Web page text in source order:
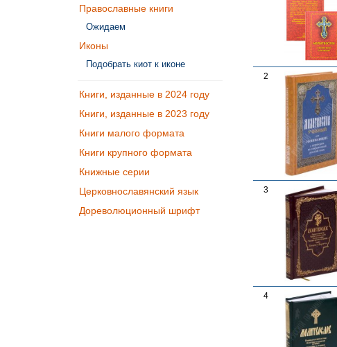
Православные книги
Ожидаем
Иконы
Подобрать киот к иконе
Книги, изданные в 2024 году
Книги, изданные в 2023 году
Книги малого формата
Книги крупного формата
Книжные серии
Церковнославянский язык
Дореволюционный шрифт
2
3
4